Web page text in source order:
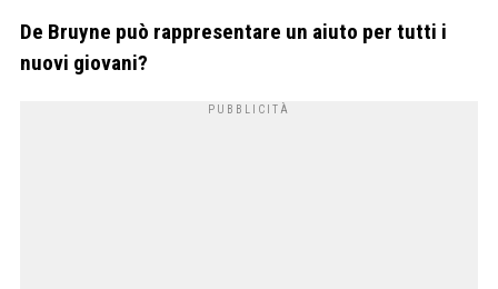
De Bruyne può rappresentare un aiuto per tutti i
nuovi giovani?